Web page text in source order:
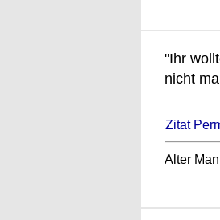
"Ihr
nicht
Zitat
Alter